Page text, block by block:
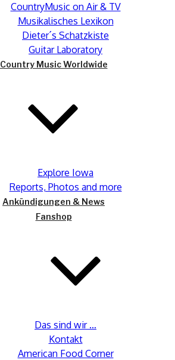
CountryMusic on Air & TV
Musikalisches Lexikon
Dieter´s Schatzkiste
Guitar Laboratory
Country Music Worldwide
Explore Iowa
Reports, Photos and more
Ankündigungen & News
Fanshop
Das sind wir …
Kontakt
American Food Corner